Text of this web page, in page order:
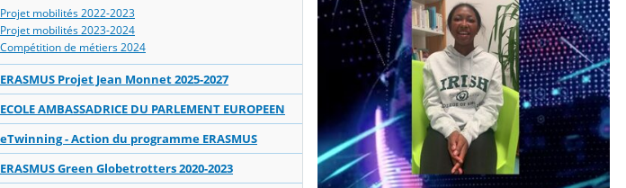
Projet mobilités 2022-2023
Projet mobilités 2023-2024
Compétition de métiers 2024
ERASMUS Projet Jean Monnet 2025-2027
ECOLE AMBASSADRICE DU PARLEMENT EUROPEEN
eTwinning - Action du programme ERASMUS
ERASMUS Green Globetrotters 2020-2023